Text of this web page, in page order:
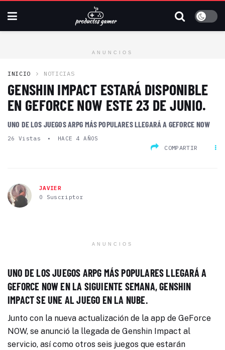
ANUNCIOS
INICIO NOTICIAS
GENSHIN IMPACT ESTARÁ DISPONIBLE
EN GEFORCE NOW ESTE 23 DE JUNIO.
UNO DE LOS JUEGOS ARPG MÁS POPULARES LLEGARÁ A GEFORCE NOW
26 Vistas HACE 4 AÑOS
COMPARTIR
JAVIER
0 Suscriptor
ANUNCIOS
UNO DE LOS JUEGOS ARPG MÁS POPULARES LLEGARÁ A
GEFORCE NOW EN LA SIGUIENTE SEMANA, GENSHIN
IMPACT SE UNE AL JUEGO EN LA NUBE.
Junto con la nueva actualización de la app de GeForce
NOW, se anunció la llegada de Genshin Impact al
servicio, así como otros seis juegos que estarán